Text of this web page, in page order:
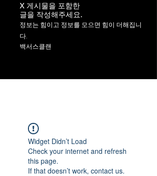
X 게시물을 포함한
​글을 작성해주세요.
정보는 힘이고 정보를 모으면 힘이 더해집니
다.
백서스클랜
Widget Didn’t Load
Check your internet and refresh
this page.
If that doesn’t work, contact us.